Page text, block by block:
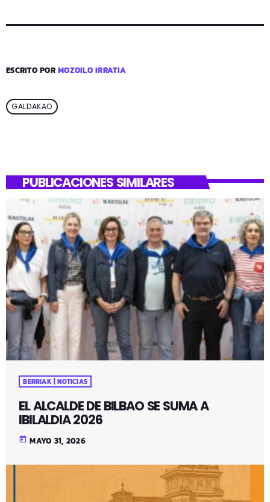
ESCRITO PORMOZOILO IRRATIA
GALDAKAO
PUBLICACIONES SIMILARES
BERRIAK | NOTICIAS
EL ALCALDE DE BILBAO SE SUMA A
IBILALDIA 2026
today MAYO 31, 2026